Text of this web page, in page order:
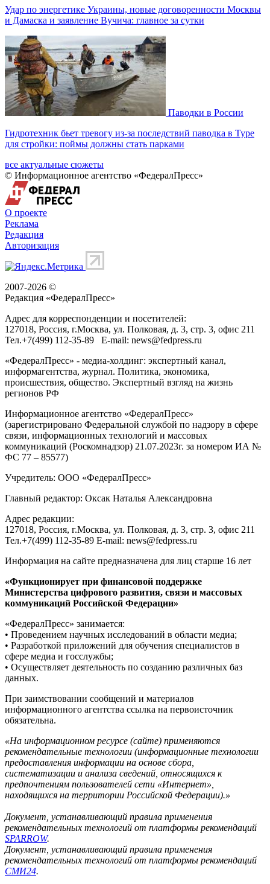
Удар по энергетике Украины, новые договоренности Москвы
и Дамаска и заявление Вучича: главное за сутки
Паводки в России
Гидротехник бьет тревогу из-за последствий паводка в Туре
для стройки: поймы должны стать парками
все актуальные сюжеты
© Информационное агентство «ФедералПресс»
О проекте
Реклама
Редакция
Авторизация
2007-2026 ©
Редакция «ФедералПресс»
Адрес для корреспонденции и посетителей:
127018, Россия, г.Москва, ул. Полковая, д. 3, стр. 3, офис 211
Тел.+7(499) 112-35-89 E-mail: news@fedpress.ru
«ФедералПресс» - медиа-холдинг: экспертный канал,
информагентства, журнал. Политика, экономика,
происшествия, общество. Экспертный взгляд на жизнь
регионов РФ
Информационное агентство «ФедералПресс»
(зарегистрировано Федеральной службой по надзору в сфере
связи, информационных технологий и массовых
коммуникаций (Роскомнадзор) 21.07.2023г. за номером ИА №
ФС 77 – 85577)
Учредитель: ООО «ФедералПресс»
Главный редактор: Оксак Наталья Александровна
Адрес редакции:
127018, Россия, г.Москва, ул. Полковая, д. 3, стр. 3, офис 211
Тел.+7(499) 112-35-89 E-mail: news@fedpress.ru
Информация на сайте предназначена для лиц старше 16 лет
«Функционирует при финансовой поддержке
Министерства цифрового развития, связи и массовых
коммуникаций Российской Федерации»
«ФедералПресс» занимается:
• Проведением научных исследований в области медиа;
• Разработкой приложений для обучения специалистов в
сфере медиа и госслужбы;
• Осуществляет деятельность по созданию различных баз
данных.
При заимствовании сообщений и материалов
информационного агентства ссылка на первоисточник
обязательна.
«На информационном ресурсе (сайте) применяются
рекомендательные технологии (информационные технологии
предоставления информации на основе сбора,
систематизации и анализа сведений, относящихся к
предпочтениям пользователей сети «Интернет»,
находящихся на территории Российской Федерации).»
Документ, устанавливающий правила применения
рекомендательных технологий от платформы рекомендаций
SPARROW.
Документ, устанавливающий правила применения
рекомендательных технологий от платформы рекомендаций
СМИ24.